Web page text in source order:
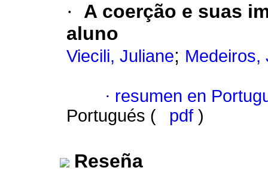
·
A coerção e suas
aluno
Viecili, Juliane; Medeiros,
· resumen en
Portugués (
pdf )
Reseña